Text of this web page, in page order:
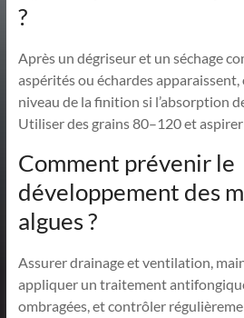
?
Après un dégriseur et un séchage
aspérités ou échardes apparaissent,
niveau de la finition si l’absorption
Utiliser des grains 80–120 et
Comment prévenir le
développement des
algues ?
Assurer drainage et ventilation,
appliquer un traitement
ombragées, et contrôler